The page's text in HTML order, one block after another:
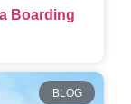
Boarding
BLOG